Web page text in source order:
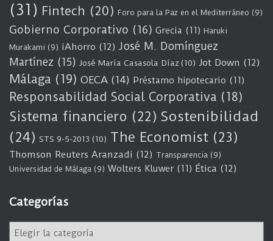
(31) Fintech (20) Foro para la Paz en el Mediterráneo (9)
Gobierno Corporativo (16) Grecia (11) Haruki
Murakami (9) iAhorro (12) José M. Domínguez
Martínez (15) José María Casasola Díaz (10) Jot Down (12)
Málaga (19) OECA (14) Préstamo hipotecario (11)
Responsabilidad Social Corporativa (18)
Sistema financiero (22) Sostenibilidad
(24) STS 9-5-2013 (10) The Economist (23)
Thomson Reuters Aranzadi (12) Transparencia (9)
Universidad de Málaga (9) Wolters Kluwer (11) Ética (12)
Categorías